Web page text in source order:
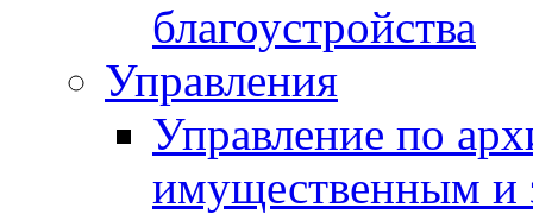
благоустройства
Управления
Управление по
имущественным и